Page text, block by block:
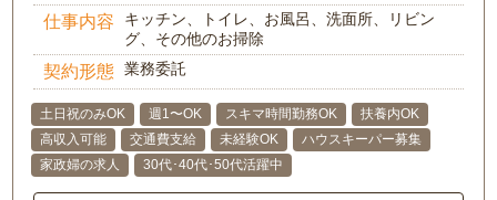
仕事内容
キッチン、トイレ、お風呂、洗面所、リビン
グ、その他のお掃除
契約形態 業務委託
土日祝のみOK 週1〜OK スキマ時間勤務OK
扶養内OK
高収入可能
交通費支給 未経験OK
ハウスキーパー募集
家政婦の求人
30代･40代･50代活躍中